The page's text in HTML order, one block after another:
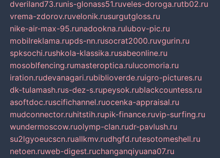
dveriland73.runis-glonass51.ruveles-doroga.rutb02.ru
vrema-zdorov.ruvelonik.rusurgutgloss.ru
nike-air-max-95.runadookna.rulubov-pic.ru
mobilreklama.rupds-nn.rusocrat2000.ruvgurin.ru
spksochi.rushkola-klassika.rusabeonline.ru
mosoblfencing.rumasteroptica.rulucomoria.ru
iration.rudevanagari.rubiblioverde.ruigro-pictures.ru
dk-tulamash.rus-dez-s.rupeysok.rublackcountess.ru
asoftdoc.ruscifichannel.ruocenka-appraisal.ru
mudconnector.ruhitstih.rupik-finance.ruvip-surfing.ru
wundermoscow.ruolymp-clan.rudr-pavlush.ru
su2lgyoeucscn.ruallkmv.rudhgfd.rutesotomeshell.ru
netoen.ruweb-digest.ruchanganqiyuana07.ru